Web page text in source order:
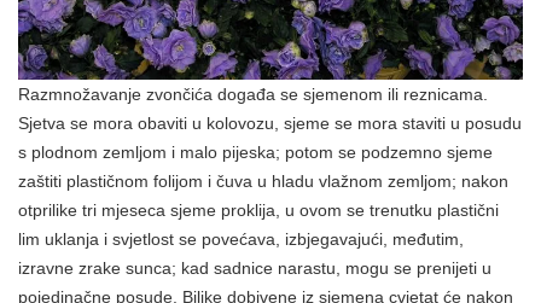
Razmnožavanje zvončića događa se sjemenom ili reznicama.
Sjetva se mora obaviti u kolovozu, sjeme se mora staviti u posudu
s plodnom zemljom i malo pijeska; potom se podzemno sjeme
zaštiti plastičnom folijom i čuva u hladu vlažnom zemljom; nakon
otprilike tri mjeseca sjeme proklija, u ovom se trenutku plastični
lim uklanja i svjetlost se povećava, izbjegavajući, međutim,
izravne zrake sunca; kad sadnice narastu, mogu se prenijeti u
pojedinačne posude. Biljke dobivene iz sjemena cvjetat će nakon